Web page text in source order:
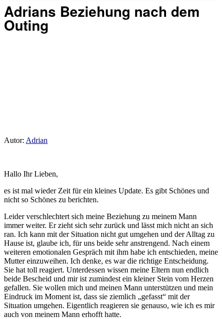
Adrians Beziehung nach dem
Outing
Autor: Adrian
Hallo Ihr Lieben,
es ist mal wieder Zeit für ein kleines Update. Es gibt Schönes und
nicht so Schönes zu berichten.
Leider verschlechtert sich meine Beziehung zu meinem Mann
immer weiter. Er zieht sich sehr zurück und lässt mich nicht an sich
ran. Ich kann mit der Situation nicht gut umgehen und der Alltag zu
Hause ist, glaube ich, für uns beide sehr anstrengend. Nach einem
weiteren emotionalen Gespräch mit ihm habe ich entschieden, meine
Mutter einzuweihen. Ich denke, es war die richtige Entscheidung.
Sie hat toll reagiert. Unterdessen wissen meine Eltern nun endlich
beide Bescheid und mir ist zumindest ein kleiner Stein vom Herzen
gefallen. Sie wollen mich und meinen Mann unterstützen und mein
Eindruck im Moment ist, dass sie ziemlich „gefasst“ mit der
Situation umgehen. Eigentlich reagieren sie genauso, wie ich es mir
auch von meinem Mann erhofft hatte.